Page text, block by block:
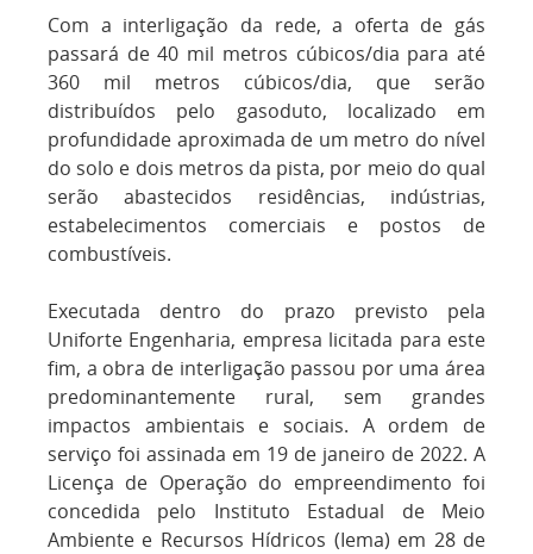
Com a interligação da rede, a oferta de gás
passará de 40 mil metros cúbicos/dia para até
360 mil metros cúbicos/dia, que serão
distribuídos pelo gasoduto, localizado em
profundidade aproximada de um metro do nível
do solo e dois metros da pista, por meio do qual
serão abastecidos residências, indústrias,
estabelecimentos comerciais e postos de
combustíveis.
Executada dentro do prazo previsto pela
Uniforte Engenharia, empresa licitada para este
fim, a obra de interligação passou por uma área
predominantemente rural, sem grandes
impactos ambientais e sociais. A ordem de
serviço foi assinada em 19 de janeiro de 2022. A
Licença de Operação do empreendimento foi
concedida pelo Instituto Estadual de Meio
Ambiente e Recursos Hídricos (Iema) em 28 de